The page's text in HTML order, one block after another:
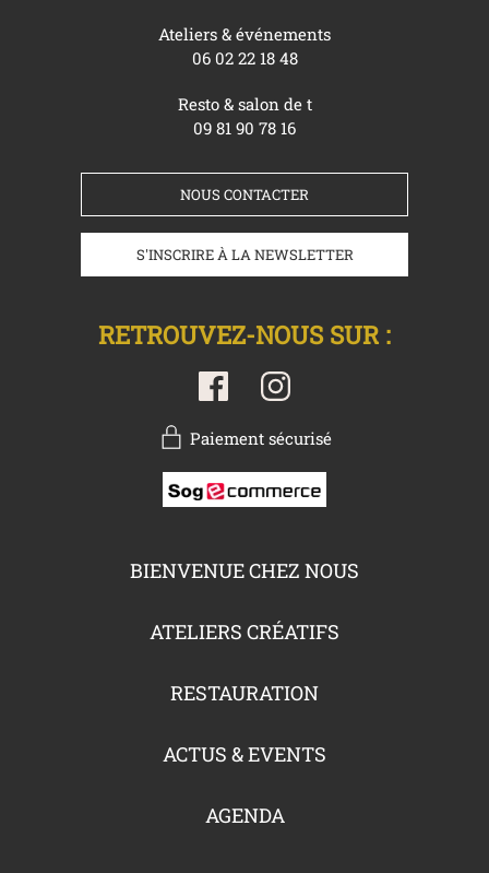
Ateliers & événements
06 02 22 18 48
Resto & salon de t
09 81 90 78 16
NOUS CONTACTER
S'INSCRIRE À LA NEWSLETTER
RETROUVEZ-NOUS SUR :
Paiement sécurisé
BIENVENUE CHEZ NOUS
ATELIERS CRÉATIFS
RESTAURATION
ACTUS & EVENTS
AGENDA